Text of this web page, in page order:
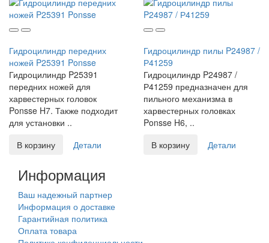
Гидроцилиндр передних
ножей P25391 Ponsse
Гидроцилиндр P25391
передних ножей для
харвестерных головок
Ponsse H7. Также подходит
для установки ..
В корзину
Детали
Гидроцилиндр пилы P24987 /
Р41259
Гидроцилиндр P24987 /
Р41259 предназначен для
пильного механизма в
харвестерных головках
Ponsse H6, ..
В корзину
Детали
Информация
Ваш надежный партнер
Информация о доставке
Гарантийная политика
Оплата товара